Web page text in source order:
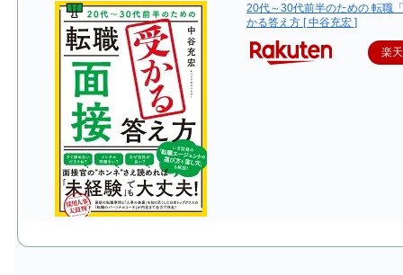
20代～30代前半のための 転職
かる答え方 [ 中谷充宏 ]
楽